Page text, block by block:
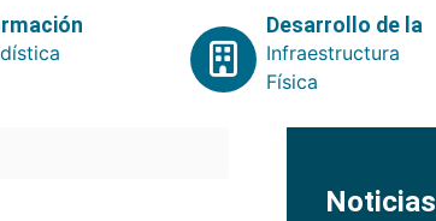
Desarrollo de la
Infraestructura
Física
Noticias